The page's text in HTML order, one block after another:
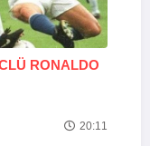
RONALDO
20:11